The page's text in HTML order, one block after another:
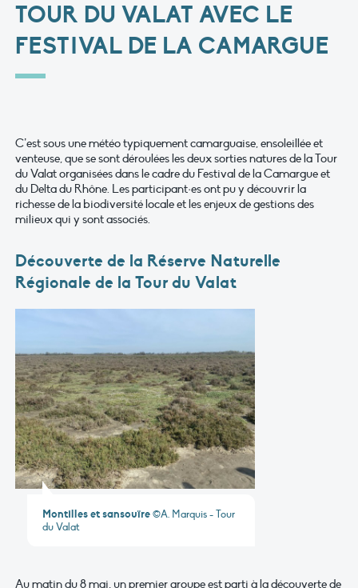
TOUR DU VALAT AVEC LE
FESTIVAL DE LA CAMARGUE
C’est sous une météo typiquement camarguaise, ensoleillée et
venteuse, que se sont déroulées les deux sorties natures de la Tour
du Valat organisées dans le cadre du Festival de la Camargue et
du Delta du Rhône. Les participant·es ont pu y découvrir la
richesse de la biodiversité locale et les enjeux de gestions des
milieux qui y sont associés.
Découverte de la Réserve Naturelle
Régionale de la Tour du Valat
Montilles et sansouïre©A. Marquis - Tour
du Valat
Au matin du 8 mai, un premier groupe est parti à la découverte de